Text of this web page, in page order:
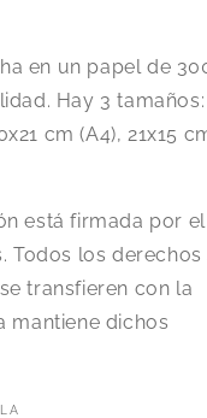
en un papel de
Hay 3 tamaños:
cm (A4), 21x15
está firmada por el
Todos los derechos
transfieren con la
mantiene dichos